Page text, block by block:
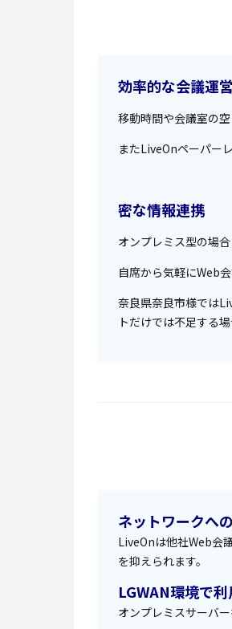
効率的な会議運営
移動時間や会議室の
またLiveOnペーパー
密な情報連携
オンプレミス型の場
自席から気軽にWeb
奈良県奈良市様では
トだけでは不足する
ネットワークへ
LiveOnは他社Web会
を抑えられます。
LGWAN環境で
オンプレミスサーバ